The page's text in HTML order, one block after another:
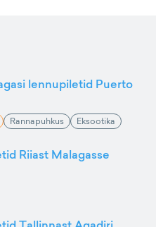
lennupiletid Puerto
Rannapuhkus Eksootika
Riiast Malagasse